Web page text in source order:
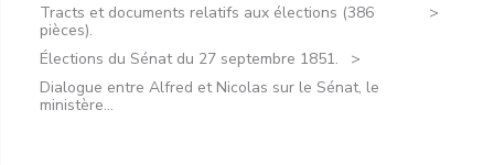
Tracts et documents relatifs aux élections (386
pièces).
Élections du Sénat du 27 septembre 1851.
Dialogue entre Alfred et Nicolas sur le Sénat, le
ministère...